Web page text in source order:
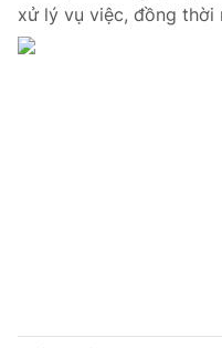
Pháp luật
xử lý vụ việc, đồng thời